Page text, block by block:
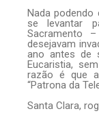
Nada
se levantar
Sacramento
desejavam
ano antes de
Eucaristia,
razão é que
“Patrona da
Santa Clara,